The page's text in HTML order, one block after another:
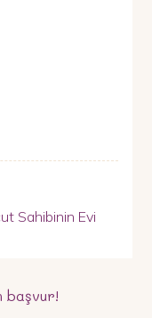
Sahibinin Evi
başvur!